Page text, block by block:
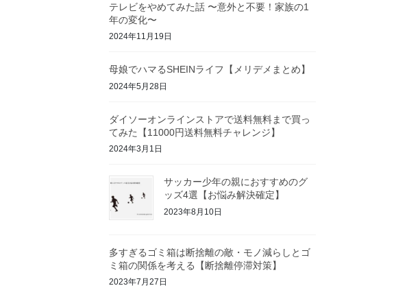
テレビをやめてみた話 〜意外と不要！家族の1
年の変化〜
2024年11月19日
母娘でハマるSHEINライフ【メリデメまとめ】
2024年5月28日
ダイソーオンラインストアで送料無料まで買っ
てみた【11000円送料無料チャレンジ】
2024年3月1日
サッカー少年の親におすすめのグ
ッズ4選【お悩み解決確定】
2023年8月10日
多すぎるゴミ箱は断捨離の敵・モノ減らしとゴ
ミ箱の関係を考える【断捨離停滞対策】
2023年7月27日